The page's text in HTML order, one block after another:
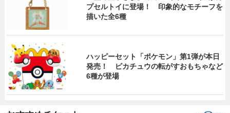
プセルトイに登場！ 印象的なモチーフを
描いた全6種
ハッピーセット「ポケモン」第1弾が本日
発売！ ピカチュウの転がすおもちゃなど
6種が登場